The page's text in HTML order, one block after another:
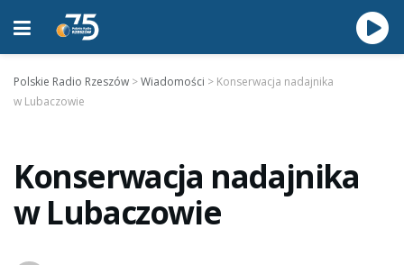
Polskie Radio Rzeszów >Wiadomości > Konserwacja nadajnika
w Lubaczowie
Konserwacja nadajnika
w Lubaczowie